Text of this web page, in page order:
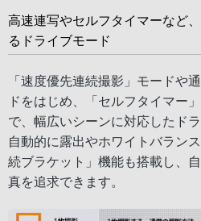
高速連写やセルフタイマーなど
るドライブモード
「速度優先連続撮影」モードや
ドをはじめ、「セルフタイマー
で、幅広いシーンに対応したド
自動的に露出やホワイトバラン
続ブラケット」機能も搭載し、
真を追求できます。